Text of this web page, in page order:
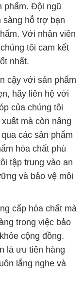
phẩm. Đội ngũ
sàng hỗ trợ bạn
Với nhân viên
tôi cam kết
nhất.
cậy với sản phẩm
hãy liên hệ với
của chúng tôi
mà còn nâng
các sản phẩm
hóa chất phù
tập trung vào an
và bảo vệ môi
cấp hóa chất mà
trong việc bảo
cộng đồng.
là ưu tiên hàng
lắng nghe và